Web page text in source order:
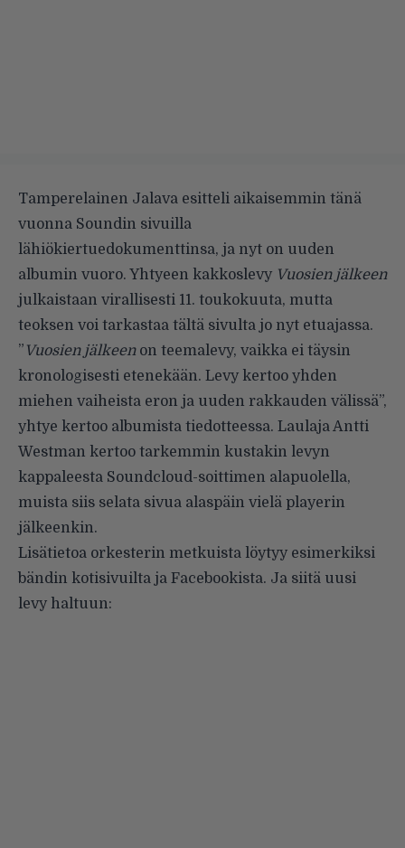
Tamperelainen Jalava esitteli aikaisemmin tänä
vuonna Soundin sivuilla
lähiökiertuedokumenttinsa, ja nyt on uuden
albumin vuoro. Yhtyeen kakkoslevy Vuosien jälkeen
julkaistaan virallisesti 11. toukokuuta, mutta
teoksen voi tarkastaa tältä sivulta jo nyt etuajassa.
” Vuosien jälkeenon teemalevy, vaikka ei täysin
kronologisesti etenekään. Levy kertoo yhden
miehen vaiheista eron ja uuden rakkauden välissä”,
yhtye kertoo albumista tiedotteessa. Laulaja Antti
Westman kertoo tarkemmin kustakin levyn
kappaleesta Soundcloud-soittimen alapuolella,
muista siis selata sivua alaspäin vielä playerin
jälkeenkin.
Lisätietoa orkesterin metkuista löytyy esimerkiksi
bändin kotisivuilta ja Facebookista. Ja siitä uusi
levy haltuun: